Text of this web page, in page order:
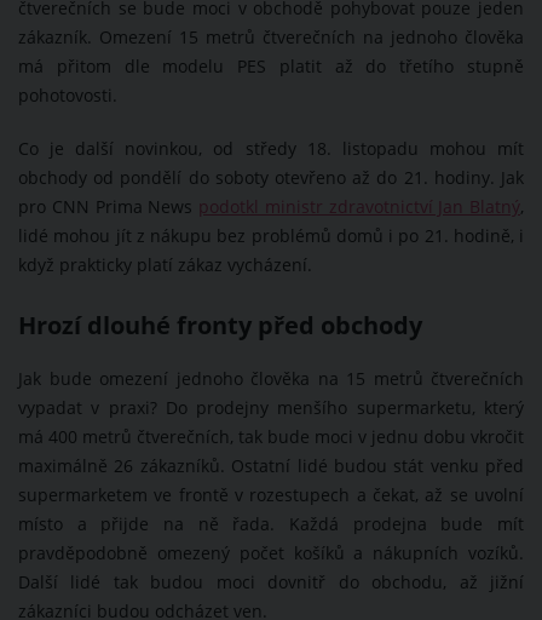
čtverečních se bude moci v obchodě pohybovat pouze jeden
zákazník. Omezení 15 metrů čtverečních na jednoho člověka
má přitom dle modelu PES platit až do třetího stupně
pohotovosti.
Co je další novinkou, od středy 18. listopadu mohou mít
obchody od pondělí do soboty otevřeno až do 21. hodiny. Jak
pro CNN Prima News podotkl ministr zdravotnictví Jan Blatný,
lidé mohou jít z nákupu bez problémů domů i po 21. hodině, i
když prakticky platí zákaz vycházení.
Hrozí dlouhé fronty před obchody
Jak bude omezení jednoho člověka na 15 metrů čtverečních
vypadat v praxi? Do prodejny menšího supermarketu, který
má 400 metrů čtverečních, tak bude moci v jednu dobu vkročit
maximálně 26 zákazníků. Ostatní lidé budou stát venku před
supermarketem ve frontě v rozestupech a čekat, až se uvolní
místo a přijde na ně řada. Každá prodejna bude mít
pravděpodobně omezený počet košíků a nákupních vozíků.
Další lidé tak budou moci dovnitř do obchodu, až jižní
zákazníci budou odcházet ven.